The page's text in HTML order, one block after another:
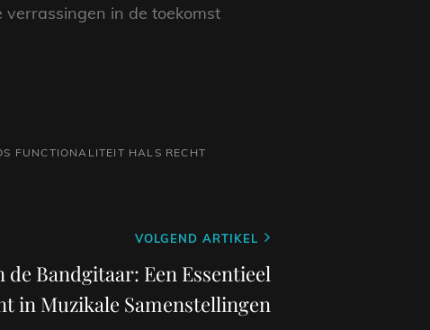
in de toekomst
FUNCTIONALITEIT HALS RECHT
VOLGEND ARTIKEL
de Bandgitaar: Een Essentieel
in Muzikale Samenstellingen